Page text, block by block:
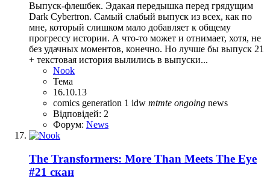
Выпуск-флешбек. Эдакая передышка перед грядущим
Dark Cybertron. Самый слабый выпуск из всех, как по
мне, который слишком мало добавляет к общему
прогрессу истории. А что-то может и отнимает, хотя, не
без удачных моментов, конечно. Но лучше бы выпуск 21
+ текстовая история вылились в выпуски...
Nook
Тема
16.10.13
comics generation 1 idw mtmte ongoing news
Відповідей: 2
Форум: News
The Transformers: More Than Meets The Eye
#21 скан